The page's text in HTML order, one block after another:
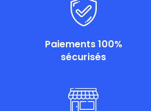
Paiements 100%
sécurisés